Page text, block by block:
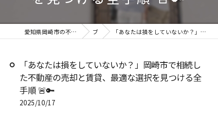
愛知県岡崎市の不動産売却ならセンチュリー21 W不動産販売 ブログ 「あなたは損をしていないか？」岡崎市で相続した不動産の売却と賃貸、最適な選択を見つける全手順 🚨🔑
「あなたは損をしていないか？」岡崎市で相続し
た不動産の売却と賃貸、最適な選択を見つける全
手順 🚨🔑
2025/10/17